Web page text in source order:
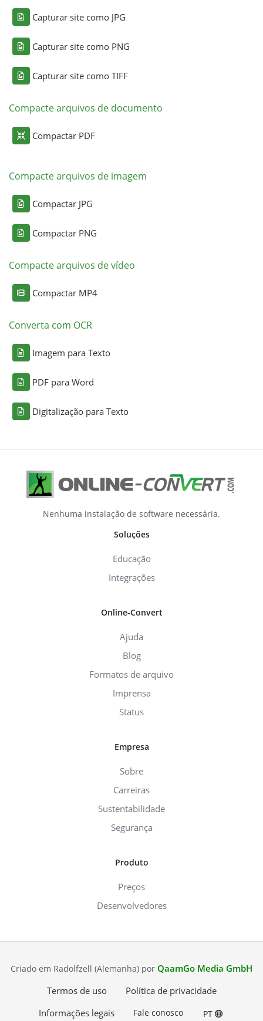
Capturar site como JPG
Capturar site como PNG
Capturar site como TIFF
Compacte arquivos de documento
Compactar PDF
Compacte arquivos de imagem
Compactar JPG
Compactar PNG
Compacte arquivos de vídeo
Compactar MP4
Converta com OCR
Imagem para Texto
PDF para Word
Digitalização para Texto
Nenhuma instalação de software necessária.
Soluções
Educação
Integrações
Online-Convert
Ajuda
Blog
Formatos de arquivo
Imprensa
Status
Empresa
Sobre
Carreiras
Sustentabilidade
Segurança
Produto
Preços
Desenvolvedores
Criado em Radolfzell (Alemanha) por QaamGo Media GmbH
Termos de uso
Política de privacidade
Informações legais
Fale conosco PT